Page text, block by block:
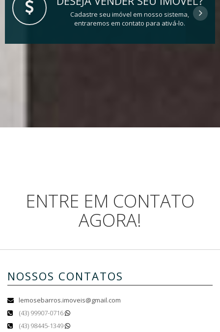
Cadastre seu imóvel em nosso sistema,
entraremos em contato para ativá-lo.
ENTRE EM CONTATO
AGORA!
NOSSOS CONTATOS
lemosebarros.imoveis@gmail.com
(43) 99907-0716
(43) 98445-1349